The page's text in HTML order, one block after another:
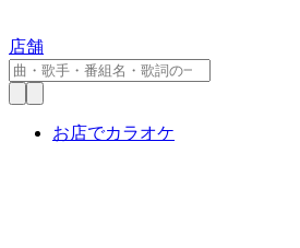
店舗
お店でカラオケ